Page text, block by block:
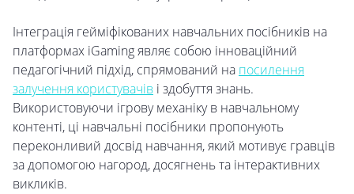
Інтеграція гейміфікованих навчальних посібників на
платформах iGaming являє собою інноваційний
педагогічний підхід, спрямований на посилення
залучення користувачів і здобуття знань.
Використовуючи ігрову механіку в навчальному
контенті, ці навчальні посібники пропонують
переконливий досвід навчання, який мотивує гравців
за допомогою нагород, досягнень та інтерактивних
викликів.